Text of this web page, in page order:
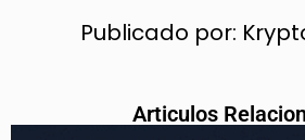
Publicado por:
Articulos